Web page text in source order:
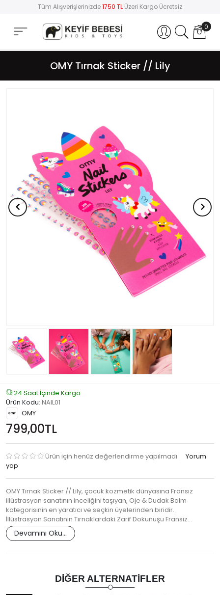
Tüm Alışverişlerinizde1750 TL Üzeri Kargo Ücretsiz
Hesabım 0
OMY Tırnak Sticker // Lily
24 Saat İçinde Kargo
Ürün Kodu: NAIL01
OMY
799,00TL
Ürün için henüz değerlendirme yapılmadı
Yorum
yap
OMY Tırnak Sticker // Lily, çocuk kozmetik dünyasına Fransız
illüstrasyon sanatının inceliğini taşıyan, Oje & Dudak Balm
kategorisinin en yaratıcı ve seçkin üyelerinden biridir.
İllüstrasyon Sanatının Tırnaklardaki Zarif Dokunuşu Fransız…
Devamını Oku...
DIĞER ALTERNATIFLER